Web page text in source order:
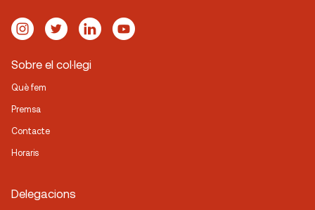
Sobre el col·legi
Què fem
Premsa
Contacte
Horaris
Delegacions